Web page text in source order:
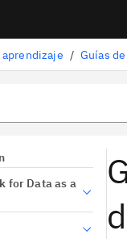
aprendizaje / Guías
for Data as a